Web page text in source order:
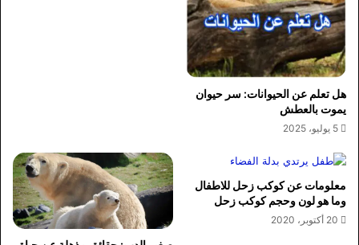
هل تعلم عن الحيوانات: سر حيوان
يموت بالعطش
5 يوليو، 2025
معلومات عن كوكب زحل للاطفال
وما هو لون وحجم كوكب زحل
20 أكتوبر، 2020